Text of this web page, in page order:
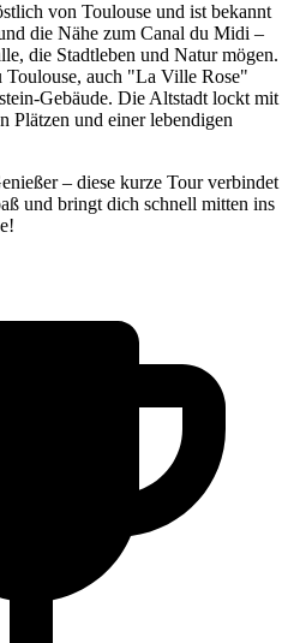
von Toulouse und ist bekannt
die Nähe zum Canal du Midi –
die Stadtleben und Natur mögen.
Toulouse, auch "La Ville Rose"
Gebäude. Die Altstadt lockt mit
Plätzen und einer lebendigen
– diese kurze Tour verbindet
und bringt dich schnell mitten ins